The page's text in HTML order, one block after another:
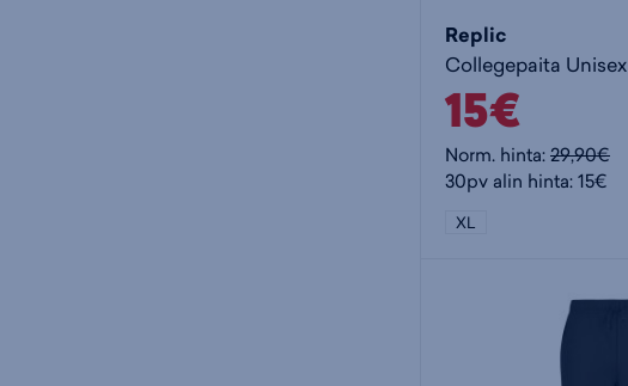
Replic
Collegepaita Unisex
15€
Norm. hinta:29,90€
30pv alin hinta: 15€
XL